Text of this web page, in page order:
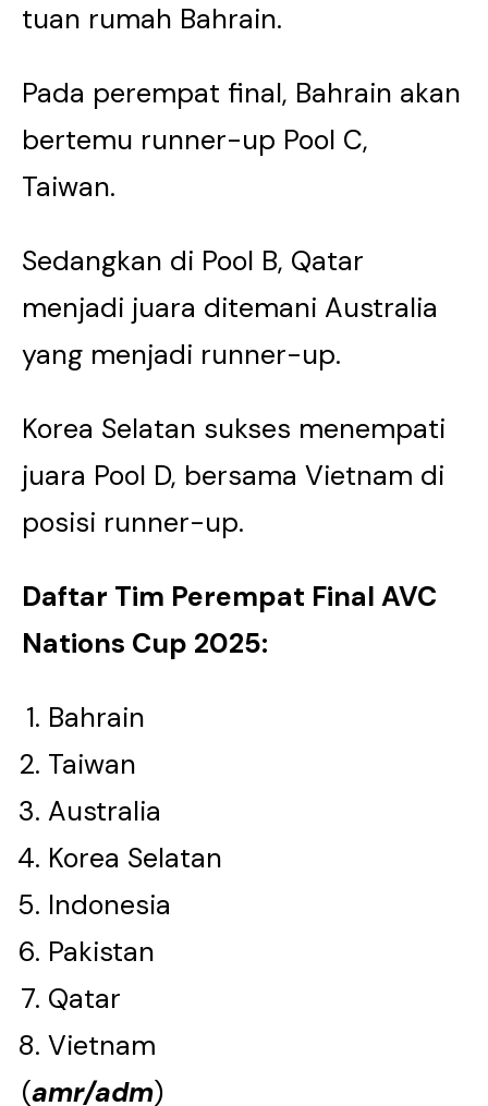
tuan rumah Bahrain.
Pada perempat final, Bahrain akan
bertemu runner-up Pool C,
Taiwan.
Sedangkan di Pool B, Qatar
menjadi juara ditemani Australia
yang menjadi runner-up.
Korea Selatan sukses menempati
juara Pool D, bersama Vietnam di
posisi runner-up.
Daftar Tim Perempat Final AVC
Nations Cup 2025:
Bahrain
Taiwan
Australia
Korea Selatan
Indonesia
Pakistan
Qatar
Vietnam
(amr/adm)